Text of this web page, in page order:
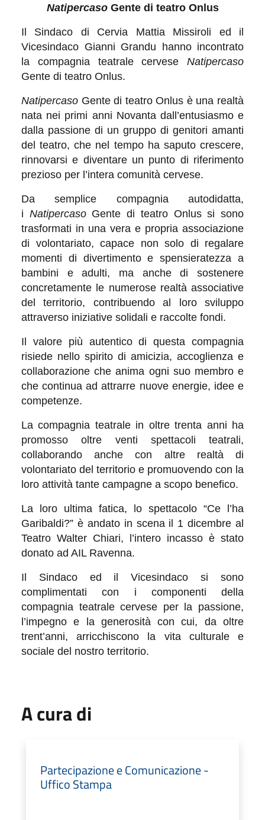
NatipercasoGente di teatro Onlus
Il Sindaco di Cervia Mattia Missiroli ed il
Vicesindaco Gianni Grandu hanno incontrato
la compagnia teatrale cervese Natipercaso
Gente di teatro Onlus.
Natipercaso Gente di teatro Onlus è una realtà
nata nei primi anni Novanta dall’entusiasmo e
dalla passione di un gruppo di genitori amanti
del teatro, che nel tempo ha saputo crescere,
rinnovarsi e diventare un punto di riferimento
prezioso per l’intera comunità cervese.
Da semplice compagnia autodidatta,
i NatipercasoGente di teatro Onlus si sono
trasformati in una vera e propria associazione
di volontariato, capace non solo di regalare
momenti di divertimento e spensieratezza a
bambini e adulti, ma anche di sostenere
concretamente le numerose realtà associative
del territorio, contribuendo al loro sviluppo
attraverso iniziative solidali e raccolte fondi.
Il valore più autentico di questa compagnia
risiede nello spirito di amicizia, accoglienza e
collaborazione che anima ogni suo membro e
che continua ad attrarre nuove energie, idee e
competenze.
La compagnia teatrale in oltre trenta anni ha
promosso oltre venti spettacoli teatrali,
collaborando anche con altre realtà di
volontariato del territorio e promuovendo con la
loro attività tante campagne a scopo benefico.
La loro ultima fatica, lo spettacolo “Ce l’ha
Garibaldi?” è andato in scena il 1 dicembre al
Teatro Walter Chiari, l’intero incasso è stato
donato ad AIL Ravenna.
Il Sindaco ed il Vicesindaco si sono
complimentati con i componenti della
compagnia teatrale cervese per la passione,
l’impegno e la generosità con cui, da oltre
trent’anni, arricchiscono la vita culturale e
sociale del nostro territorio.
A cura di
Partecipazione e Comunicazione -
Uffico Stampa